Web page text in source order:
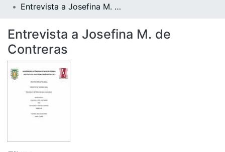
All of DSpace
Statistics
Entrevista a Josefina M. de Contreras
Entrevista a Josefina M. de
Contreras